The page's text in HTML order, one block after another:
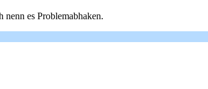
es Problemabhaken.